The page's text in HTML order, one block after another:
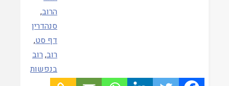
סנהדרין
דף סט,
רוב
בנפשות